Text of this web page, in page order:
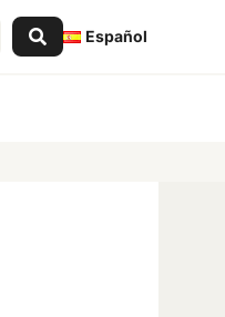
Español